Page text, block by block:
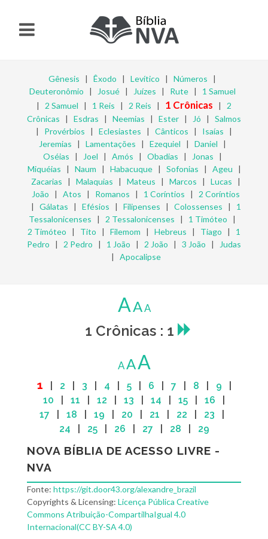
Gênesis | Êxodo | Levítico | Números |
Deuteronômio | Josué| Juízes | Rute| 1 Samuel
| 2 Samuel | 1 Reis | 2 Reis | 1 Crônicas | 2
Crônicas | Esdras | Neemias | Ester | Jó | Salmos
| Provérbios | Eclesiastes | Cânticos | Isaías |
Jeremias | Lamentações | Ezequiel | Daniel |
Oséias | Joel | Amós | Obadias | Jonas |
Miquéias | Naum | Habacuque| Sofonias | Ageu |
Zacarias | Malaquias | Mateus | Marcos | Lucas |
João | Atos | Romanos | 1 Coríntios | 2 Coríntios
| Gálatas | Efésios | Filipenses | Colossenses | 1
Tessalonicenses | 2 Tessalonicenses | 1 Timóteo |
2 Timóteo | Tito | Filemom | Hebreus | Tiago | 1
Pedro | 2 Pedro | 1 João | 2 João | 3 João |
Judas
| Apocalipse
AAA
1 Crônicas : 1
AAA
1 2 3 4 5| 6 7 8 9
10
11 12 13 14 15 16
17
18 19 20 21 22 23
24
25| 26 27 28 29
NOVA BÍBLIA DE ACESSO LIVRE -
NVA
Fonte: https://git.door43.org/alexandre_brazil
Copyrights & Licensing: Licença Pública Creative
Commons Atribuição-CompartilhaIgual 4.0
Internacional(CC BY-SA 4.0)